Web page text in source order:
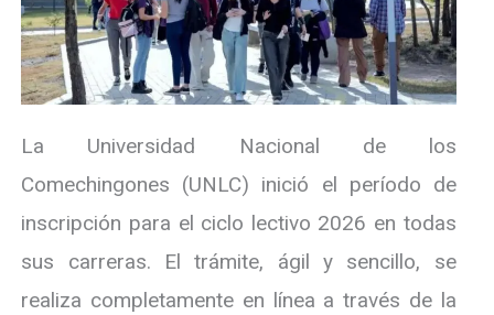
La Universidad Nacional de los
Comechingones (UNLC) inició el período de
inscripción para el ciclo lectivo 2026 en todas
sus carreras. El trámite, ágil y sencillo, se
realiza completamente en línea a través de la